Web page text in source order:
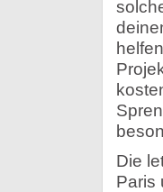
Die
Paris